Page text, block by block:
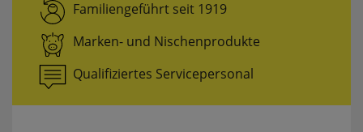
Familiengeführt seit 1919
Marken- und Nischenprodukte
Qualifiziertes Servicepersonal